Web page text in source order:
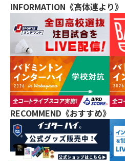
INFORMATION《高体連より》
RECOMMEND《おすすめ》